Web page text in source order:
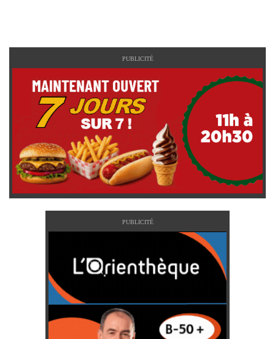
PUBLICITÉ
PUBLICITÉ